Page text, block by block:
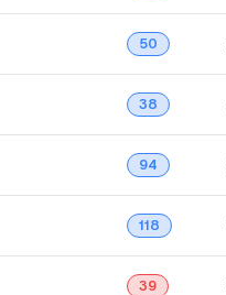
50
38
94
118
39